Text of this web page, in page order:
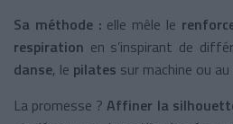
Sa méthode : elle mêle le
respiration en s’inspirant de
danse, le pilates sur machine ou au
La promesse ?Affiner la